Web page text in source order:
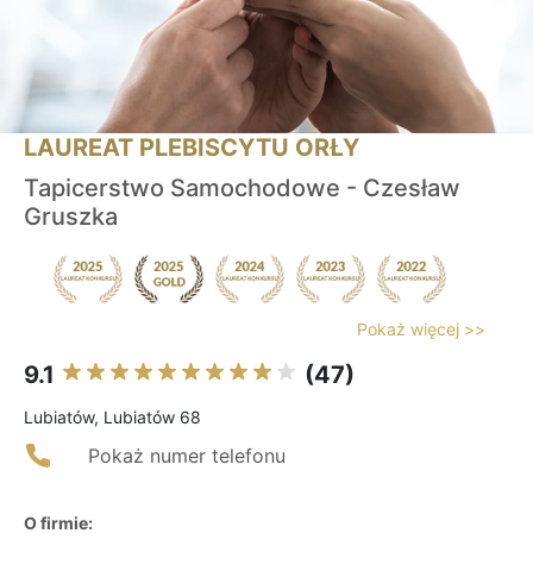
LAUREAT PLEBISCYTU ORŁY
Tapicerstwo Samochodowe - Czesław
Gruszka
Pokaż więcej >>
9.1 (47)
Lubiatów, Lubiatów 68
Pokaż numer telefonu
O firmie: